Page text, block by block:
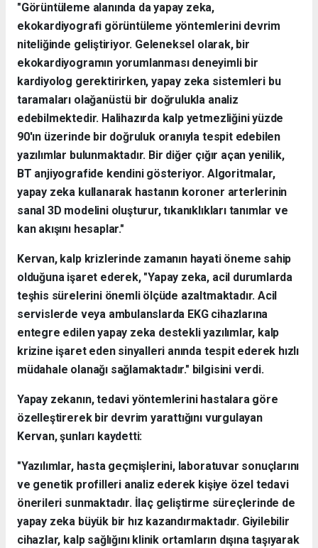
"Görüntüleme alanında da yapay zeka,
ekokardiyografi görüntüleme yöntemlerini devrim
niteliğinde geliştiriyor. Geleneksel olarak, bir
ekokardiyogramın yorumlanması deneyimli bir
kardiyolog gerektirirken, yapay zeka sistemleri bu
taramaları olağanüstü bir doğrulukla analiz
edebilmektedir. Halihazırda kalp yetmezliğini yüzde
90'ın üzerinde bir doğruluk oranıyla tespit edebilen
yazılımlar bulunmaktadır. Bir diğer çığır açan yenilik,
BT anjiyografide kendini gösteriyor. Algoritmalar,
yapay zeka kullanarak hastanın koroner arterlerinin
sanal 3D modelini oluşturur, tıkanıklıkları tanımlar ve
kan akışını hesaplar."
Kervan, kalp krizlerinde zamanın hayati öneme sahip
olduğuna işaret ederek, "Yapay zeka, acil durumlarda
teşhis sürelerini önemli ölçüde azaltmaktadır. Acil
servislerde veya ambulanslarda EKG cihazlarına
entegre edilen yapay zeka destekli yazılımlar, kalp
krizine işaret eden sinyalleri anında tespit ederek hızlı
müdahale olanağı sağlamaktadır." bilgisini verdi.
Yapay zekanın, tedavi yöntemlerini hastalara göre
özelleştirerek bir devrim yarattığını vurgulayan
Kervan, şunları kaydetti:
"Yazılımlar, hasta geçmişlerini, laboratuvar sonuçlarını
ve genetik profilleri analiz ederek kişiye özel tedavi
önerileri sunmaktadır. İlaç geliştirme süreçlerinde de
yapay zeka büyük bir hız kazandırmaktadır. Giyilebilir
cihazlar, kalp sağlığını klinik ortamların dışına taşıyarak